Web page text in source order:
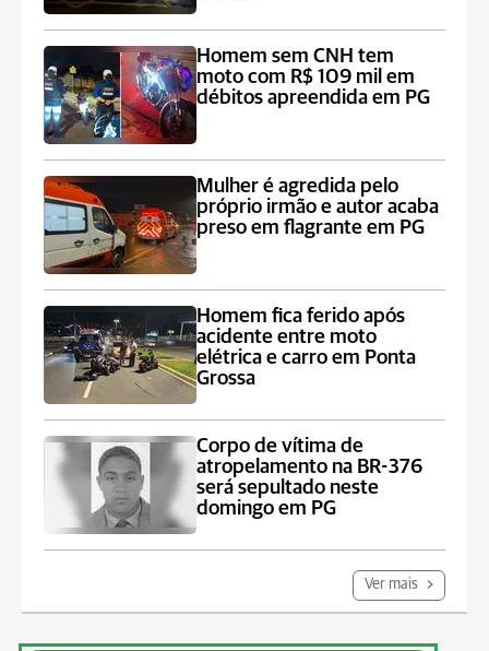
Homem sem CNH tem
moto com R$ 109 mil em
débitos apreendida em PG
Mulher é agredida pelo
próprio irmão e autor acaba
preso em flagrante em PG
Homem fica ferido após
acidente entre moto
elétrica e carro em Ponta
Grossa
Corpo de vítima de
atropelamento na BR-376
será sepultado neste
domingo em PG
Ver mais